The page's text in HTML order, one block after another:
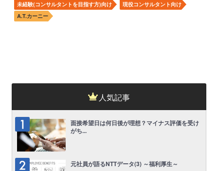
未経験(コンサルタントを目指す方)向け
現役コンサルタント向け
A.T.カーニー
人気記事
面接希望日は何日後が理想？マイナス評価を受け
がち...
元社員が語るNTTデータ(3) ～福利厚生～